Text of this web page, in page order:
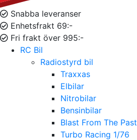
Snabba leveranser
Enhetsfrakt 69:-
Fri frakt över 995:-
RC Bil
Radiostyrd bil
Traxxas
Elbilar
Nitrobilar
Bensinbilar
Blast From The Past
Turbo Racing 1/76